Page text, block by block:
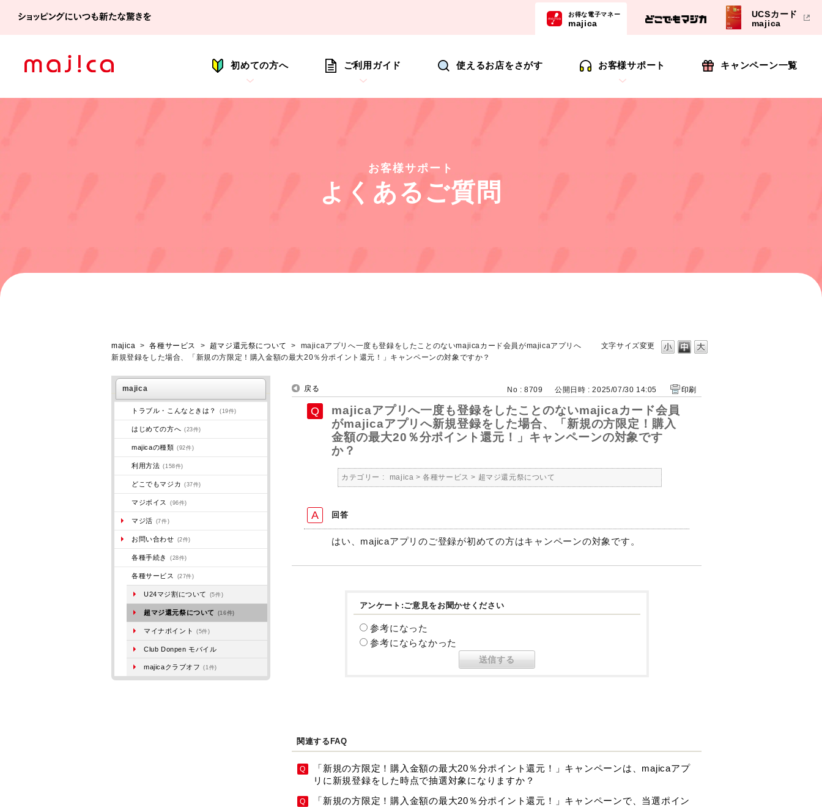
お得な電子マネー
majica
UCSカード
majica
初めての方へ ご利用ガイド 使えるお店をさがす お客様サポート キャンペーン一覧
お客様サポート
よくあるご質問
文字サイズ変更
majica > 各種サービス > 超マジ還元祭について >
majicaアプリへ一度も登録をしたことのないmajicaカード会員がmajicaアプリへ
新規登録をした場合、「新規の方限定！購入金額の最大20％分ポイント還元！」キャンペーンの対象ですか？
majica
トラブル・こんなときは？ (19件)
はじめての方へ (23件)
majicaの種類 (92件)
利用方法 (158件)
どこでもマジカ (37件)
マジボイス (96件)
マジ活 (7件)
お問い合わせ (2件)
各種手続き (28件)
各種サービス (27件)
U24マジ割について (5件)
超マジ還元祭について (16件)
マイナポイント (5件)
Club Donpen モバイル
majicaクラブオフ (1件)
戻る No : 8709 公開日時 : 2025/07/30 14:05 印刷
majicaアプリへ一度も登録をしたことのないmajicaカード会員
がmajicaアプリへ新規登録をした場合、「新規の方限定！購入
金額の最大20％分ポイント還元！」キャンペーンの対象です
か？
カテゴリー : majica >各種サービス > 超マジ還元祭について
回答
はい、majicaアプリのご登録が初めての方はキャンペーンの対象です。
アンケート:ご意見をお聞かせください
参考になった
参考にならなかった
関連するFAQ
「新規の方限定！購入金額の最大20％分ポイント還元！」キャンペーンは、majicaアプ
リに新規登録をした時点で抽選対象になりますか？
「新規の方限定！購入金額の最大20％分ポイント還元！」キャンペーンで、当選ポイン